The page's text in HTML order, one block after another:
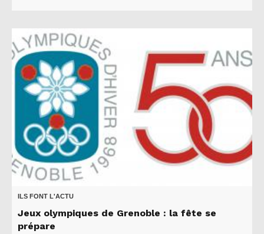
ILS FONT L'ACTU
Jeux olympiques de Grenoble : la fête se
prépare